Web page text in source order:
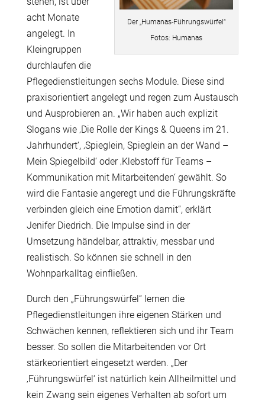
Der „Humanas-Führungswürfel“
Fotos: Humanas
acht Monate
angelegt. In
Kleingruppen
durchlaufen die
Pflegedienstleitungen sechs Module. Diese sind
praxisorientiert angelegt und regen zum Austausch
und Ausprobieren an. „Wir haben auch explizit
Slogans wie ‚Die Rolle der Kings & Queens im 21.
Jahrhundert‘, ‚Spieglein, Spieglein an der Wand –
Mein Spiegelbild‘ oder ‚Klebstoff für Teams –
Kommunikation mit Mitarbeitenden‘ gewählt. So
wird die Fantasie angeregt und die Führungskräfte
verbinden gleich eine Emotion damit“, erklärt
Jenifer Diedrich. Die Impulse sind in der
Umsetzung händelbar, attraktiv, messbar und
realistisch. So können sie schnell in den
Wohnparkalltag einfließen.
Durch den „Führungswürfel“ lernen die
Pflegedienstleitungen ihre eigenen Stärken und
Schwächen kennen, reflektieren sich und ihr Team
besser. So sollen die Mitarbeitenden vor Ort
stärkeorientiert eingesetzt werden. „Der
‚Führungswürfel‘ ist natürlich kein Allheilmittel und
kein Zwang sein eigenes Verhalten ab sofort um